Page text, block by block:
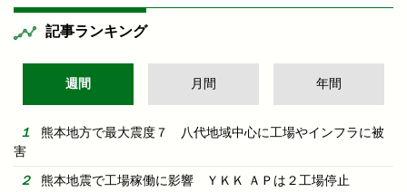
記事ランキング
週間 月間 年間
熊本地方で最大震度７ 八代地域中心に工場やインフラに被
害
熊本地震で工場稼働に影響 ＹＫＫ ＡＰは２工場停止